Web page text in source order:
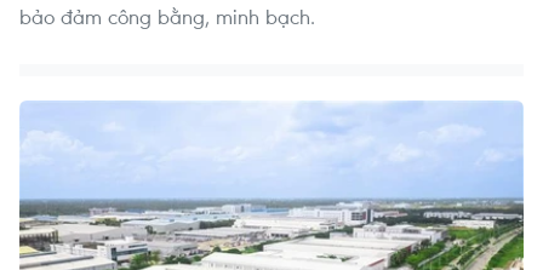
bảo đảm công bằng, minh bạch.